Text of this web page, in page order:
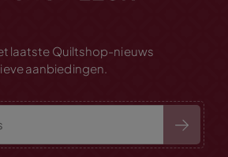
laatste Quiltshop-nieuws
aanbiedingen.